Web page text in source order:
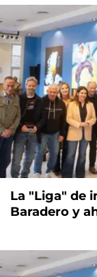
La "Liga" de
Baradero y